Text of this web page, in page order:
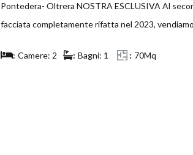
Pontedera- Oltrera NOSTRA ESCLUSIVA Al
facciata completamente rifatta nel 2023,
Camere: 2 Bagni: 1 70Mq